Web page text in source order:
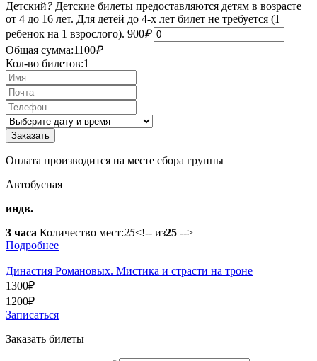
Детский? Детские билеты предоставляются детям в возрасте
от 4 до 16 лет. Для детей до 4-х лет билет не требуется (1
ребенок на 1 взрослого). 900₽
Общая сумма:1100₽
Кол-во билетов:1
Оплата производится на месте сбора группы
Автобусная
индв.
3 часа Количество мест:25<!-- из25 -->
Подробнее
Династия Романовых. Мистика и страсти на троне
1300₽
1200₽
Записаться
Заказать билеты